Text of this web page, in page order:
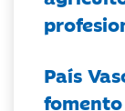
País